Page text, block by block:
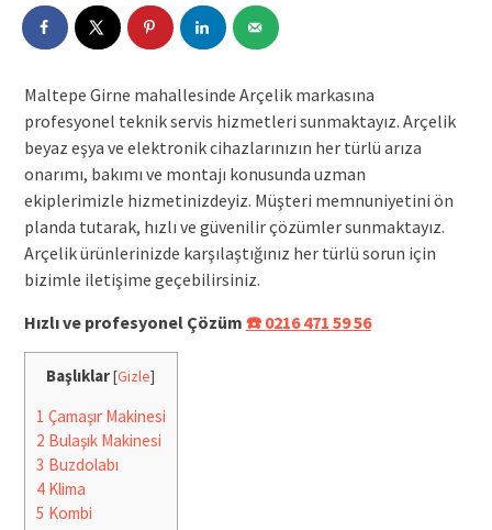
Maltepe Girne mahallesinde Arçelik markasına
profesyonel teknik servis hizmetleri sunmaktayız. Arçelik
beyaz eşya ve elektronik cihazlarınızın her türlü arıza
onarımı, bakımı ve montajı konusunda uzman
ekiplerimizle hizmetinizdeyiz. Müşteri memnuniyetini ön
planda tutarak, hızlı ve güvenilir çözümler sunmaktayız.
Arçelik ürünlerinizde karşılaştığınız her türlü sorun için
bizimle iletişime geçebilirsiniz.
Hızlı ve profesyonel Çözüm ☎️ 0216 471 59 56
Başlıklar[Gizle]
1 Çamaşır Makinesi
2 Bulaşık Makinesi
3 Buzdolabı
4Klima
5 Kombi